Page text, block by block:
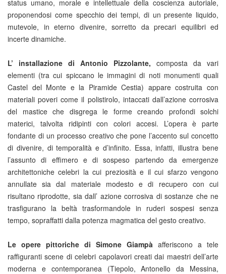
status umano, morale e intellettuale della coscienza autoriale,
proponendosi come specchio dei tempi, di un presente liquido,
mutevole, in eterno divenire, sorretto da precari equilibri ed
incerte dinamiche.
L’ installazione di Antonio Pizzolante, composta da vari
elementi (tra cui spiccano le immagini di noti monumenti quali
Castel del Monte e la Piramide Cestia) appare costruita con
materiali poveri come il polistirolo, intaccati dall’azione corrosiva
del mastice che disgrega le forme creando profondi solchi
materici, talvolta ridipinti con colori accesi. L’opera è parte
fondante di un processo creativo che pone l’accento sul concetto
di divenire, di temporalità e d’infinito. Essa, infatti, illustra bene
l’assunto di effimero e di sospeso partendo da emergenze
architettoniche celebri la cui preziosità e il cui sfarzo vengono
annullate sia dal materiale modesto e di recupero con cui
risultano riprodotte, sia dall’ azione corrosiva di sostanze che ne
trasfigurano la beltà trasformandole in ruderi sospesi senza
tempo, sopraffatti dalla potenza magmatica del gesto creativo.
Le opere pittoriche di Simone Giampà afferiscono a tele
raffiguranti scene di celebri capolavori creati dai maestri dell’arte
moderna e contemporanea (Tiepolo, Antonello da Messina,